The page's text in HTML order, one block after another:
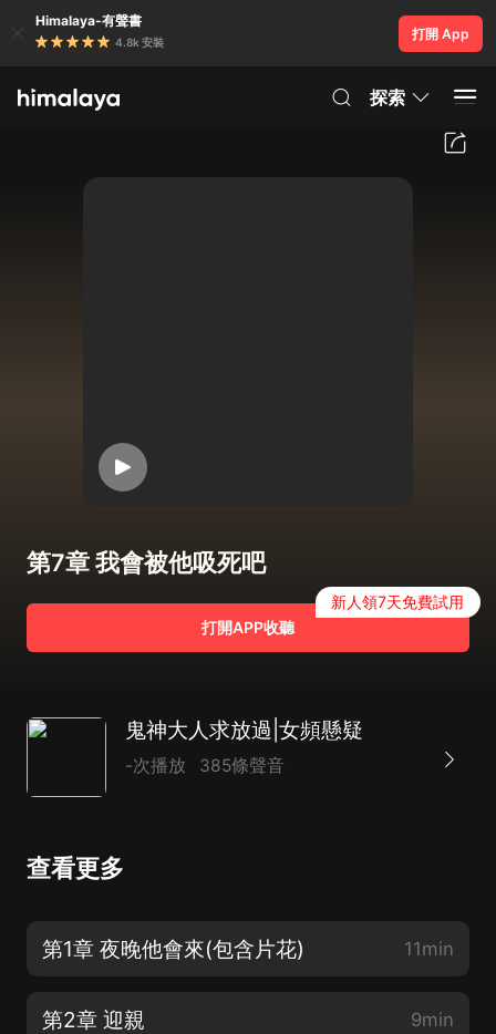
Himalaya-有聲書
4.8k 安裝
打開 App
探索
第7章 我會被他吸死吧
打開APP收聽
新人領7天免費試用
鬼神大人求放過|女頻懸疑
-次播放 385條聲音
查看更多
第1章 夜晚他會來(包含片花) 11min
第2章 迎親 9min